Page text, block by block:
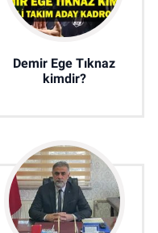
Demir Ege Tıknaz
kimdir?